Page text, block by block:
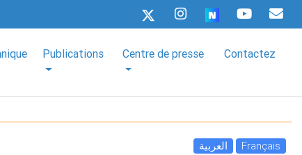
Publications Centre de presse Contactez
العربية Français